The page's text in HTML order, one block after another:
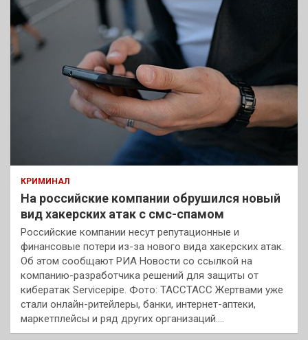
КРИМИНАЛ
На российские компании обрушился новый
вид хакерских атак с смс-спамом
Российские компании несут репутационные и
финансовые потери из-за нового вида хакерских атак.
Об этом сообщают РИА Новости со ссылкой на
компанию-разработчика решений для защиты от
кибератак Servicepipe. Фото: ТАССТАСС Жертвами уже
стали онлайн-ритейлеры, банки, интернет-аптеки,
маркетплейсы и ряд других организаций.…